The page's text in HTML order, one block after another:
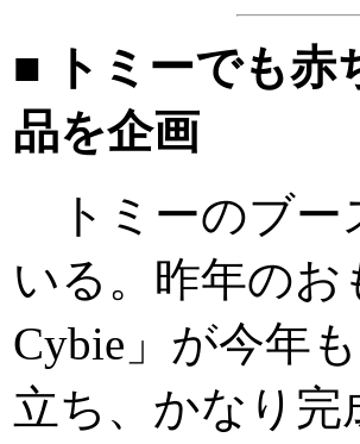
■ トミーでも赤
品を企画
トミーのブー
いる。昨年の
Cybie」が今年
立ち、かなり